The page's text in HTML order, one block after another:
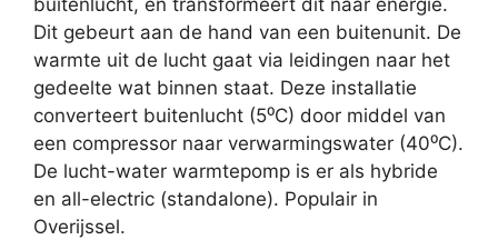
buitenlucht, en transformeert dit naar energie.
Dit gebeurt aan de hand van een buitenunit. De
warmte uit de lucht gaat via leidingen naar het
gedeelte wat binnen staat. Deze installatie
converteert buitenlucht (5⁰C) door middel van
een compressor naar verwarmingswater (40⁰C).
De lucht-water warmtepomp is er als hybride
en all-electric (standalone). Populair in
Overijssel.